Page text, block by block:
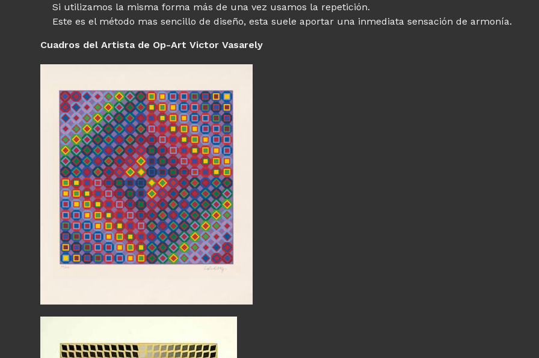
Si utilizamos la misma forma más de una vez usamos la repetición.
Este es el método mas sencillo de diseño, esta suele aportar una inmediata sensación de armonía.
Cuadros del Artista de Op-Art Victor Vasarely